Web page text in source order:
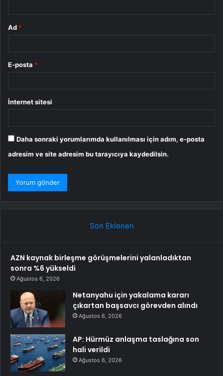
Ad *
E-posta *
İnternet sitesi
Daha sonraki yorumlarımda kullanılması için adım, e-posta
adresim ve site adresim bu tarayıcıya kaydedilsin.
Son Eklenen
AZN kaynak birleşme görüşmelerini yalanladıktan
sonra %6 yükseldi
Ağustos 6, 2026
Netanyahu için yakalama kararı
çıkartan başsavcı görevden alındı
Ağustos 6, 2026
AP: Hürmüz anlaşma taslağına son
hali verildi
Ağustos 6, 2026